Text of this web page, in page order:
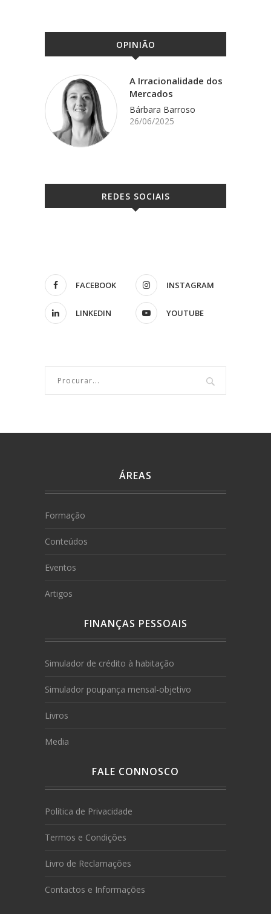
OPINIÃO
A Irracionalidade dos
Mercados
Bárbara Barroso
26/06/2025
REDES SOCIAIS
FACEBOOK INSTAGRAM
LINKEDIN YOUTUBE
ÁREAS
Formação
Conteúdos
Eventos
Artigos
FINANÇAS PESSOAIS
Simulador de crédito à habitação
Simulador poupança mensal-objetivo
Livros
Media
FALE CONNOSCO
Política de Privacidade
Termos e Condições
Livro de Reclamações
Contactos e Informações